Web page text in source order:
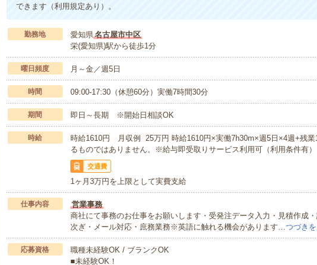
できます（利用規定あり）。
勤務地 愛知県 名古屋市中区
栄(愛知県)駅から徒歩1分
曜日頻度 月～金／週5日
時間 09:00-17:30（休憩60分）実働7時間30分
期間 即日～長期 ※開始日相談OK
時給
時給1610円 月収例 25万円 時給1610円×実働7h30m×週5日×4週+残
るものではありません。※給与即受取りサービス利用可（利用条件有）
交通費
1ヶ月3万円を上限として実費支給
仕事内容
営業事務
商社にて事務のお仕事をお願いします・受発注データ入力・見積作成
次ぎ・メール対応・庶務業務※英語に触れる機会があります… つづき
応募資格
職種未経験OK / ブランクOK
■未経験OK！